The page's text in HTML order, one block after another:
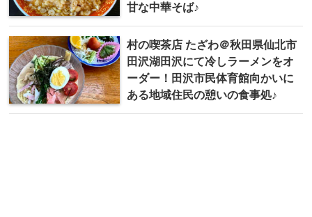
甘な中華そば♪
村の喫茶店 たざわ＠秋田県仙北市
田沢湖田沢にて冷しラーメンをオ
ーダー！田沢市民体育館向かいに
ある地域住民の憩いの食事処♪